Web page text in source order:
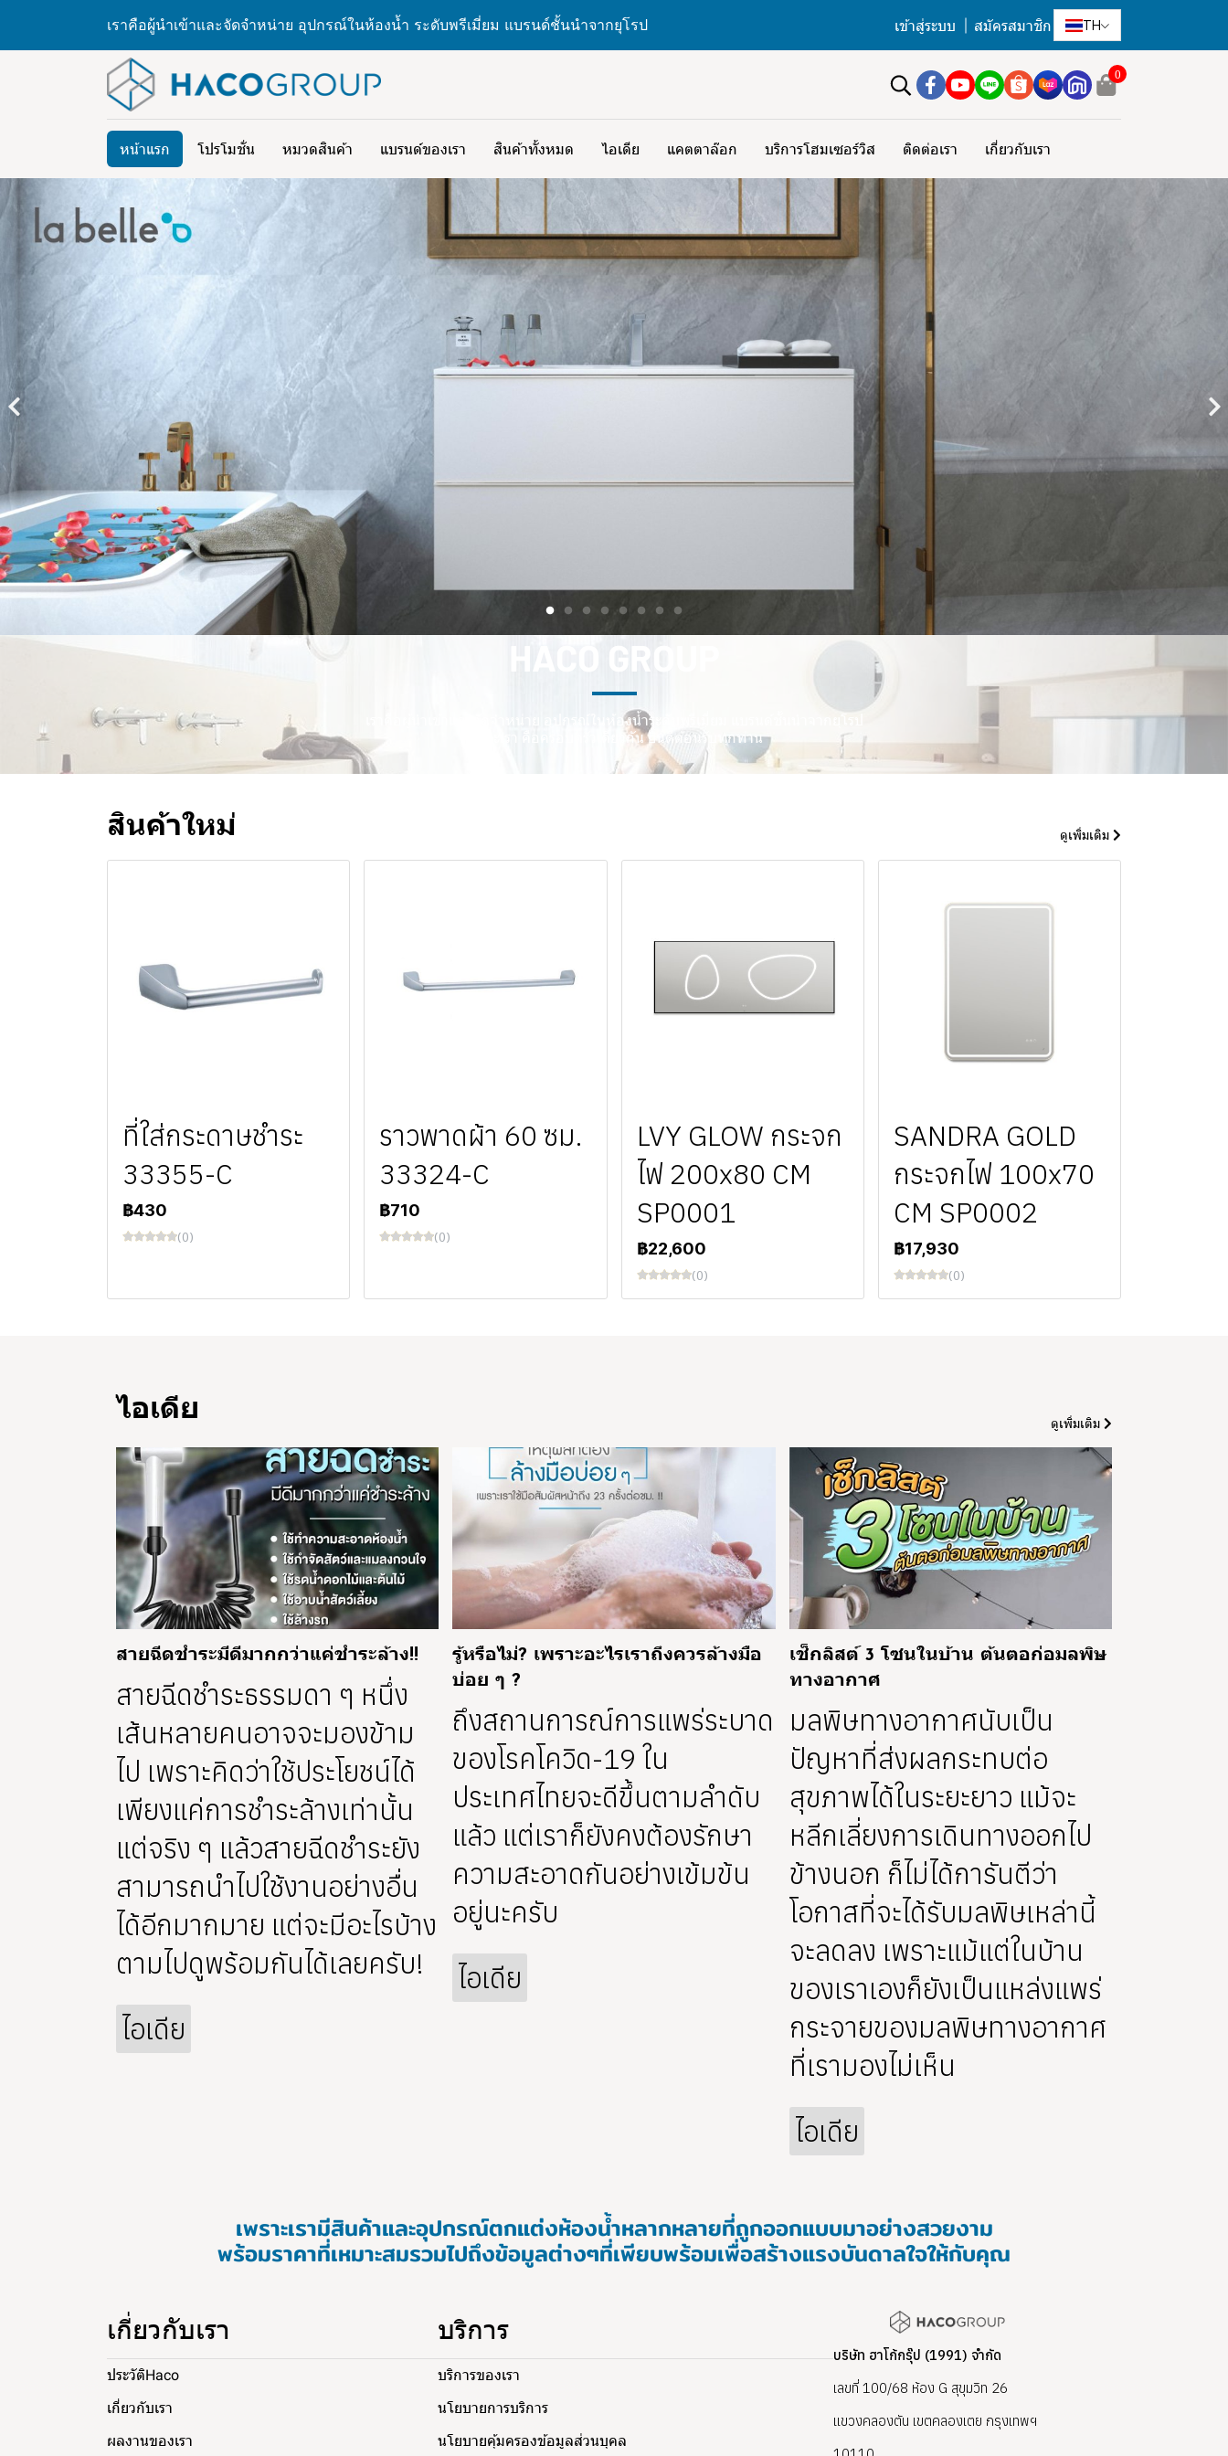
เราคือผู้นำเข้าและจัดจำหน่าย อุปกรณ์ในห้องน้ำ ระดับพรีเมี่ยม แบรนด์ชั้นนำจากยุโรป เข้าสู่ระบบ สมัครสมาชิก TH
0
หน้าแรก โปรโมชั่น หมวดสินค้า แบรนด์ของเรา สินค้าทั้งหมด ไอเดีย แคตตาล๊อก บริการโฮมเซอร์วิส ติดต่อเรา เกี่ยวกับเรา
เราคือผู้นำเข้าและจัดจำหน่าย อุปกรณ์ในห้องน้ำระดับพรีเมี่ยม แบรนด์ชั้นนำจากยุโรป
เพราะเรา คือครอบครัวเดียวกัน ยินดีต้อนรับทุกท่าน
สินค้าใหม่ ดูเพิ่มเติม
ที่ใส่กระดาษชำระ
33355-C
฿430
(0)
ราวพาดผ้า 60 ซม.
33324-C
฿710
(0)
LVY GLOW กระจก
ไฟ 200x80 CM
SP0001
฿22,600
(0)
SANDRA GOLD
กระจกไฟ 100x70
CM SP0002
฿17,930
(0)
ไอเดีย ดูเพิ่มเติม
สายฉีดชำระมีดีมากกว่าแค่ชำระล้าง!!
สายฉีดชำระธรรมดา ๆ หนึ่ง
เส้นหลายคนอาจจะมองข้าม
ไป เพราะคิดว่าใช้ประโยชน์ได้
เพียงแค่การชำระล้างเท่านั้น
แต่จริง ๆ แล้วสายฉีดชำระยัง
สามารถนำไปใช้งานอย่างอื่น
ได้อีกมากมาย แต่จะมีอะไรบ้าง
ตามไปดูพร้อมกันได้เลยครับ!
ไอเดีย
รู้หรือไม่? เพราะอะไรเราถึงควรล้างมือ
บ่อย ๆ ?
ถึงสถานการณ์การแพร่ระบาด
ของโรคโควิด-19 ใน
ประเทศไทยจะดีขึ้นตามลำดับ
แล้ว แต่เราก็ยังคงต้องรักษา
ความสะอาดกันอย่างเข้มข้น
อยู่นะครับ
ไอเดีย
เช็กลิสต์ 3 โซนในบ้าน ต้นตอก่อมลพิษ
ทางอากาศ
มลพิษทางอากาศนับเป็น
ปัญหาที่ส่งผลกระทบต่อ
สุขภาพได้ในระยะยาว แม้จะ
หลีกเลี่ยงการเดินทางออกไป
ข้างนอก ก็ไม่ได้การันตีว่า
โอกาสที่จะได้รับมลพิษเหล่านี้
จะลดลง เพราะแม้แต่ในบ้าน
ของเราเองก็ยังเป็นแหล่งแพร่
กระจายของมลพิษทางอากาศ
ที่เรามองไม่เห็น
ไอเดีย
เพราะเรามีสินค้าและอุปกรณ์ตกแต่งห้องน้ำหลากหลายที่ถูกออกแบบมาอย่างสวยงาม
พร้อมราคาที่เหมาะสมรวมไปถึงข้อมูลต่างๆที่เพียบพร้อมเพื่อสร้างแรงบันดาลใจให้กับคุณ
เกี่ยวกับเรา
ประวัติHaco
เกี่ยวกับเรา
ผลงานของเรา
บริการ
บริการของเรา
นโยบายการบริการ
นโยบายคุ้มครองข้อมูลส่วนบุคล
บริษัท ฮาโก้กรุ๊ป (1991) จำกัด
เลขที่ 100/68 ห้อง G สุขุมวิท 26
แขวงคลองตัน เขตคลองเตย กรุงเทพฯ